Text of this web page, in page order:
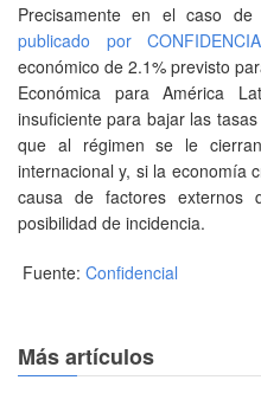
Precisamente en el caso de
publicado por
económico de 2.1% previsto
Económica para América
insuficiente para bajar las
que al régimen se le
internacional y, si la economía
causa de factores externos
posibilidad de incidencia.
Fuente: Confidencial
Más artículos